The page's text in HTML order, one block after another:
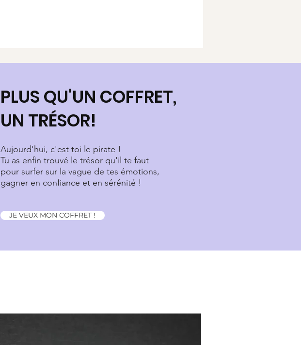
PLUS QU'UN COFFRET,
UN TRÉSOR!
Aujourd'hui, c'est toi le pirate !
Tu as enfin trouvé le trésor qu'il te faut
pour surfer sur la vague de tes émotions,
gagner en confiance et en sérénité !
JE VEUX MON COFFRET !